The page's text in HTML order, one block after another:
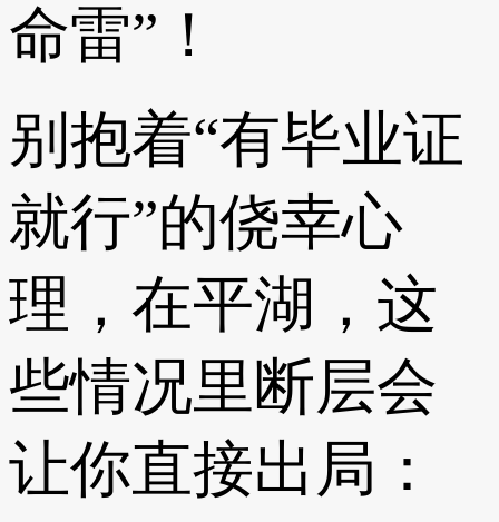
命雷”！
别抱着“有毕业证
就行”的侥幸心
理，在平湖，这
些情况里断层会
让你直接出局：